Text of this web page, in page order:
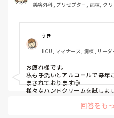
美容外科, プリセプター, 病棟, ク
うき
HCU, ママナース, 病棟, リーダ
お疲れ様です。
私も手洗いとアルコールで毎年
まされております🥲
様々なハンドクリームを試しま
ある保湿剤を使用していました。
回答をも